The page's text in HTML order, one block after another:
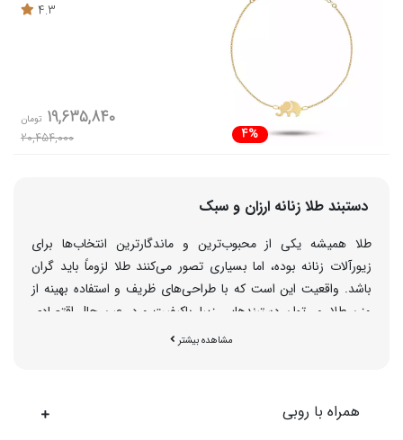
4.3
4%
19,635,840 تومان
20,454,000
دستبند طلا زنانه ارزان و سبک
طلا همیشه یکی از محبوب‌ترین و ماندگارترین انتخاب‌ها برای
زیورآلات زنانه بوده، اما بسیاری تصور می‌کنند طلا لزوماً باید گران
باشد. واقعیت این است که با طراحی‌های ظریف و استفاده بهینه از
وزن طلا، می‌توان دستبندهایی زیبا، باکیفیت و در عین حال اقتصادی
روبی گالریمجموعه‌ای از دستبند طلا زنانه ارزان با
چرا دستبند طلا زنانه ارزان روبی گالری انتخاب مناسبی
مشاهده بیشتر
همراه با روبی